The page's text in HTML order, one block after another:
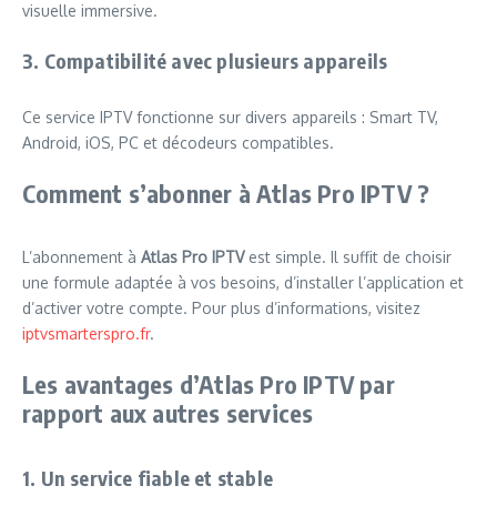
visuelle immersive.
3. Compatibilité avec plusieurs appareils
Ce service IPTV fonctionne sur divers appareils : Smart TV,
Android, iOS, PC et décodeurs compatibles.
Comment s’abonner à Atlas Pro IPTV ?
L’abonnement à Atlas Pro IPTVest simple. Il suffit de choisir
une formule adaptée à vos besoins, d’installer l’application et
d’activer votre compte. Pour plus d’informations, visitez
iptvsmarterspro.fr.
Les avantages d’Atlas Pro IPTV par
rapport aux autres services
1. Un service fiable et stable